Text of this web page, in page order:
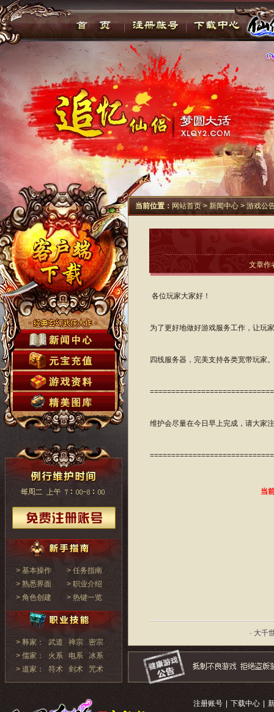
> 基本操作
> 任务指南
> 熟悉界面
> 职业介绍
> 角色创建
> 热键一览
> 释家： 武道 禅宗
密宗
> 儒家：
火系 电系
冰系
> 道家：
符术 剑术 咒术
当前位置： 网站首页> 新闻中心 > 游戏公
文章
各位玩家大家好！
为了更好地做好游戏服务工作，让玩
四线服务器，完美支持各类宽带玩家
维护会尽量在今日早上完成，请大家
当
· 大千
注册账号 下载中心